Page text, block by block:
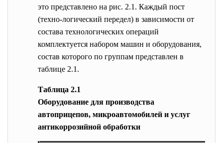
это представлено на рис. 2.1. Каждый пост
(техно-логический передел) в зависимости от
состава технологических операций
комплектуется набором машин и оборудования,
состав которого по группам представлен в
таблице 2.1.
Таблица 2.1
Оборудование для производства
автоприцепов, микроавтомобилей и услуг
aнтикоррозийной обработки